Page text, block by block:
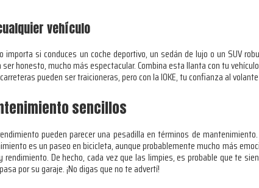
vehículo
importa si conduces un coche deportivo, un sedán de lujo o un SUV
ser honesto, mucho más espectacular. Combina esta llanta con tu
pueden ser traicioneras, pero con la IOKE, tu confianza al
sencillos
pueden parecer una pesadilla en términos de
es un paseo en bicicleta, aunque probablemente mucho más
rendimiento. De hecho, cada vez que las limpies, es probable que te
por su garaje. ¡No digas que no te advertí!